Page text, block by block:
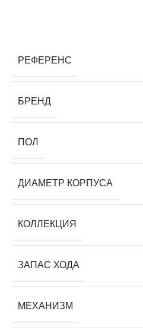
РЕФЕРЕНС
БРЕНД
ПОЛ
ДИАМЕТР КОРПУСА
КОЛЛЕКЦИЯ
ЗАПАС ХОДА
МЕХАНИЗМ